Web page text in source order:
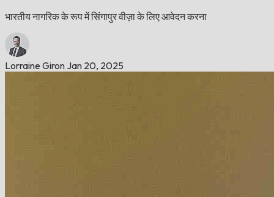
भारतीय नागरिक के रूप में सिंगापुर वीज़ा के लिए आवेदन करना
Lorraine Giron Jan 20, 2025